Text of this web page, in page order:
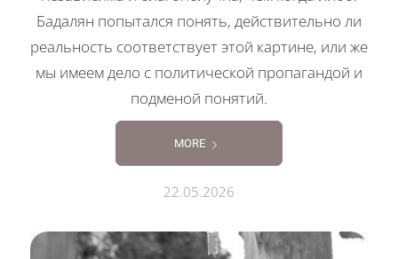
Бадалян попытался понять, действительно ли
реальность соответствует этой картине, или же
мы имеем дело с политической пропагандой и
подменой понятий.
MORE
22.05.2026